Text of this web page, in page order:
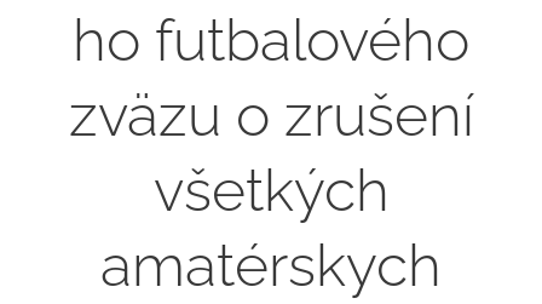
ho futbalového
zväzu o zrušení
všetkých
amatérskych